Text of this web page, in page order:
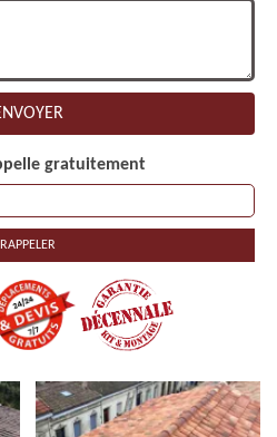
gratuitement